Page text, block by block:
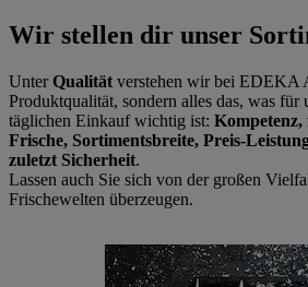
Wir stellen dir unser
UnterQualität verstehen wir bei EDEKA
Produktqualität, sondern alles das, was für
täglichen Einkauf wichtig ist:
Frische, Sortimentsbreite, Preis-
zuletzt Sicherheit.
Lassen auch Sie sich von der großen
Frischewelten überzeugen.